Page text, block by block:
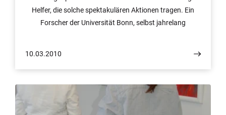
Helfer, die solche spektakulären Aktionen tragen. Ein
Forscher der Universität Bonn, selbst jahrelang
sich zu binden, weil die Organisation viel Geld in die
Ausbildung ihrer ehrenamtlichen Kräfte steckt. Fazit der
Studie, die nun als Buch erschienen ist: Motivierte
10.03.2010